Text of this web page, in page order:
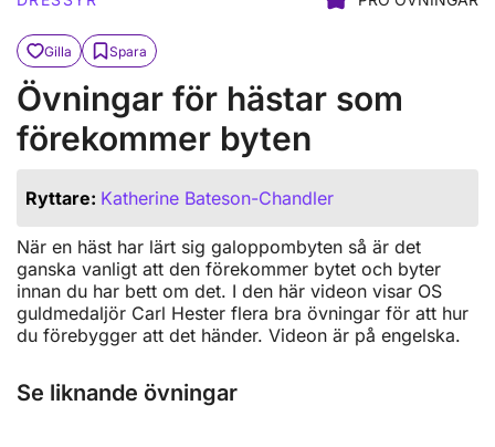
Gilla Spara
Övningar för hästar som
förekommer byten
När en häst har lärt sig galoppombyten så är det
ganska vanligt att den förekommer bytet och byter
innan du har bett om det. I den här videon visar OS
guldmedaljör Carl Hester flera bra övningar för att hur
du förebygger att det händer. Videon är på engelska.
Ryttare: Katherine Bateson-Chandler
Se liknande övningar